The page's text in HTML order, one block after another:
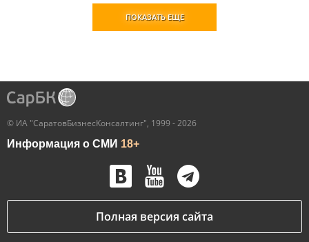
ПОКАЗАТЬ ЕЩЕ
© ИА "СаратовБизнесКонсалтинг", 1999 - 2026
Информация о СМИ 18+
Полная версия сайта